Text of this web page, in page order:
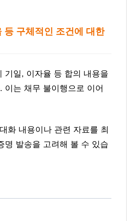
등 구체적인 조건에 대한
기일, 이자율 등 합의 내용을
이는 채무 불이행으로 이어
화 내용이나 관련 자료를 최
명 발송을 고려해 볼 수 있습